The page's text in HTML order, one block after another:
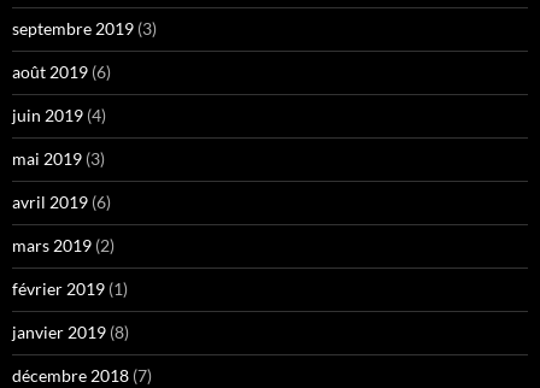
septembre 2019 (3)
août 2019 (6)
juin 2019 (4)
mai 2019 (3)
avril 2019 (6)
mars 2019 (2)
février 2019 (1)
janvier 2019 (8)
décembre 2018 (7)